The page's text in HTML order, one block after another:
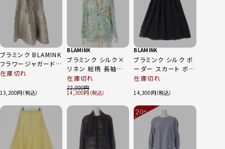
ブラミンク BLAMINK
フラワージャガード
花柄 総柄 巻きスカ
0277 グレー系マル
在庫切れ
13,200
BLAMINK
ブラミンク シルク×
リネン 総柄 長袖シャ
ツ ジャケット 7922-
230-0093 マルチカ
ラー 1
在庫切れ
22,000
14,300
BLAMINK
ブラミンク シルク ボ
ーダー スカート ボト
ムス ブラック 36
在庫切れ
14,300
20%
OFF